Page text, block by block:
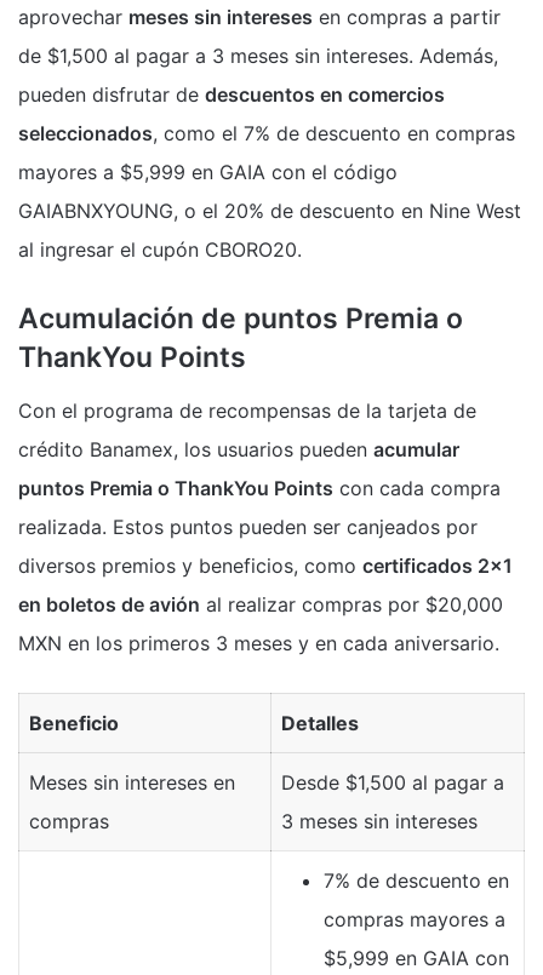
aprovechar meses sin intereses en compras a partir
de $1,500 al pagar a 3 meses sin intereses. Además,
pueden disfrutar de descuentos en comercios
seleccionados, como el 7% de descuento en compras
mayores a $5,999 en GAIA con el código
GAIABNXYOUNG, o el 20% de descuento en Nine West
al ingresar el cupón CBORO20.
Acumulación de puntos Premia o
ThankYou Points
Con el programa de recompensas de la tarjeta de
crédito Banamex, los usuarios pueden acumular
puntos Premia o ThankYou Points con cada compra
realizada. Estos puntos pueden ser canjeados por
diversos premios y beneficios, como certificados 2×1
en boletos de avión al realizar compras por $20,000
MXN en los primeros 3 meses y en cada aniversario.
Beneficio Detalles
Meses sin intereses en
compras
Desde $1,500 al pagar a
3 meses sin intereses
7% de descuento en
compras mayores a
$5,999 en GAIA con